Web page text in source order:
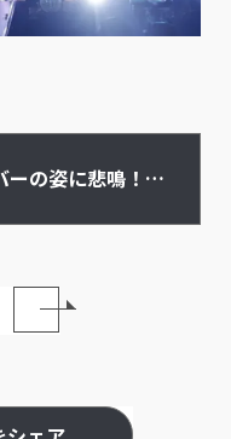
ーの姿に悲鳴！